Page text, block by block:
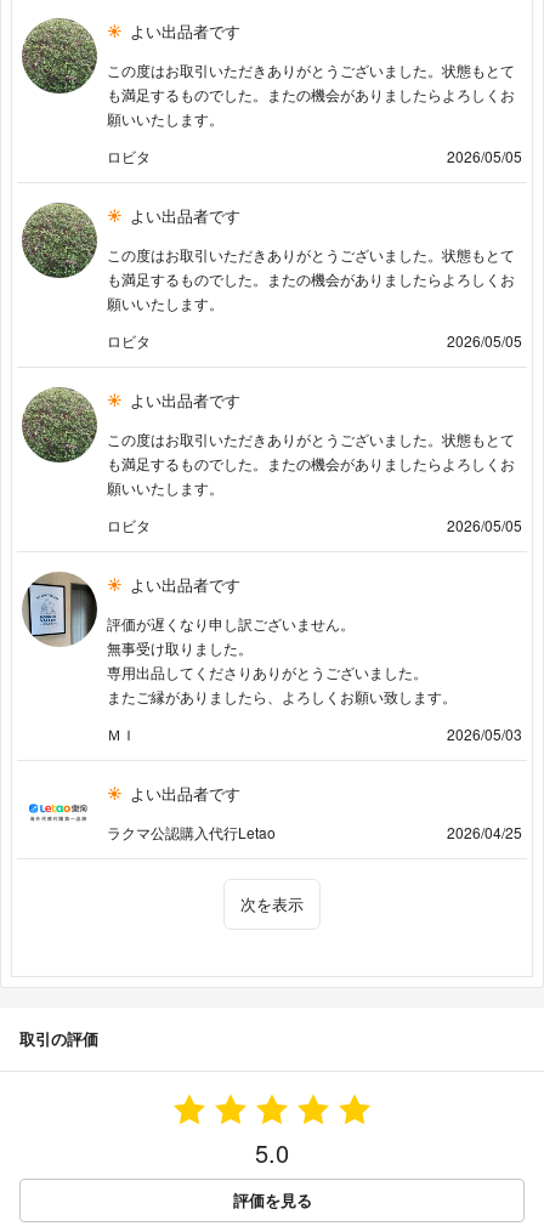
よい出品者です
この度はお取引いただきありがとうございました。状態もとて
も満足するものでした。またの機会がありましたらよろしくお
願いいたします。
ロビタ
2026/05/05
よい出品者です
この度はお取引いただきありがとうございました。状態もとて
も満足するものでした。またの機会がありましたらよろしくお
願いいたします。
ロビタ
2026/05/05
よい出品者です
この度はお取引いただきありがとうございました。状態もとて
も満足するものでした。またの機会がありましたらよろしくお
願いいたします。
ロビタ
2026/05/05
よい出品者です
評価が遅くなり申し訳ございません。
無事受け取りました。
専用出品してくださりありがとうございました。
またご縁がありましたら、よろしくお願い致します。
ＭＩ
2026/05/03
よい出品者です
ラクマ公認購入代行Letao 2026/04/25
次を表示
取引の評価
5.0
評価を見る